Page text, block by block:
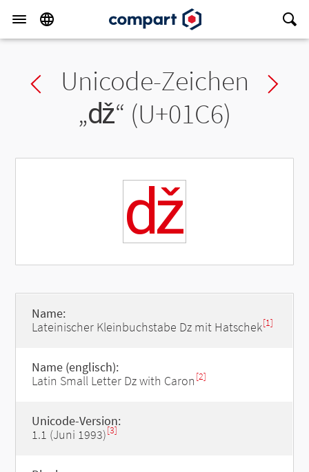
Previous char
Unicode-Zeichen
„ǆ“ (U+01C6)
ǆ
Name:
Lateinischer Kleinbuchstabe Dz mit Hatschek[1]
Name (englisch):
Latin Small Letter Dz with Caron [2]
Unicode-Version:
1.1 (Juni 1993)[3]